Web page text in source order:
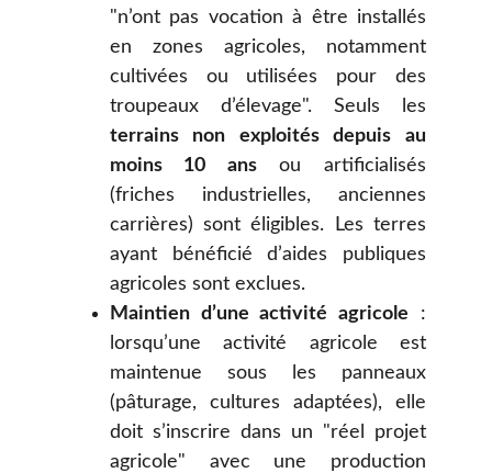
"n’ont pas vocation à être installés
en zones agricoles, notamment
cultivées ou utilisées pour des
troupeaux d’élevage". Seuls les
terrains non exploités depuis au
moins 10 ansou artificialisés
(friches industrielles, anciennes
carrières) sont éligibles. Les terres
ayant bénéficié d’aides publiques
agricoles sont exclues.
Maintien d’une activité agricole :
lorsqu’une activité agricole est
maintenue sous les panneaux
(pâturage, cultures adaptées), elle
doit s’inscrire dans un "réel projet
agricole" avec une production